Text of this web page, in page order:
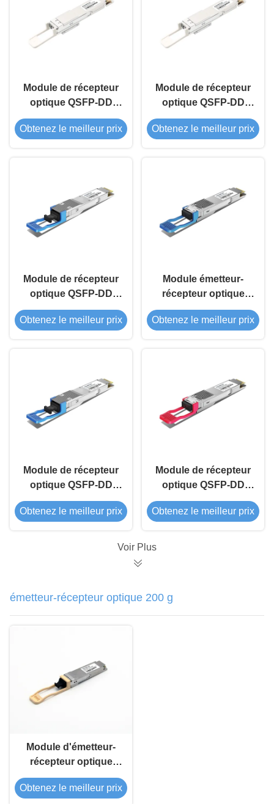
Module de récepteur
optique QSFP-DD
400G ZR
Obtenez le meilleur prix
Module de récepteur
optique QSFP-DD
400G ZR PRO
Obtenez le meilleur prix
Module de récepteur
optique QSFP-DD
400G DR4 1310nm
500M
Obtenez le meilleur prix
Module émetteur-
récepteur optique
QSFP-DD 400G LR8
1310nm 10Km
Obtenez le meilleur prix
Module de récepteur
optique QSFP-DD
400G DR4+ 1310nm
2km
Obtenez le meilleur prix
Module de récepteur
optique QSFP-DD
400G ER8 1310nm
Obtenez le meilleur prix
Voir Plus
émetteur-récepteur optique 200 g
Module d'émetteur-
récepteur optique
QSFP56 200G SR4
850nm 100M
Obtenez le meilleur prix